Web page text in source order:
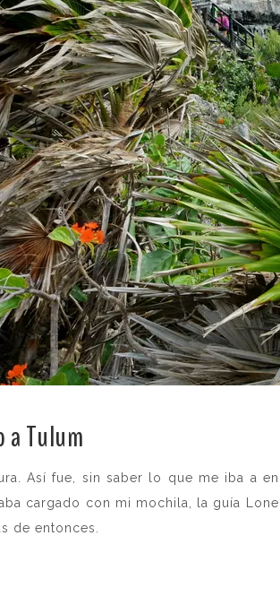
a Tulum
Así fue, sin saber lo que me iba a
cargado con mi mochila, la guía
de entonces.